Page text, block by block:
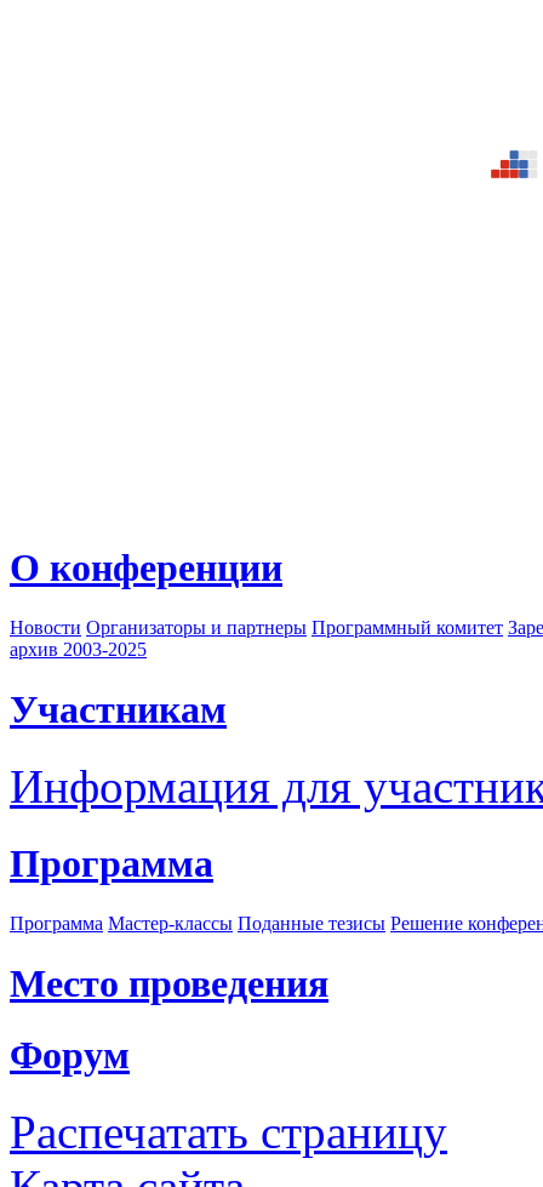
О конференции
Новости Организаторы и партнеры Программный комитет
архив 2003-2025
Участникам
Информация для
Программа
Программа Мастер-классы Поданные тезисы Решение
Место проведения
Форум
Распечатать страницу